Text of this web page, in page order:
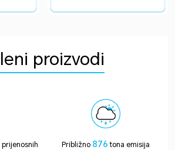
proizvodi
Približno 876 tona emisija